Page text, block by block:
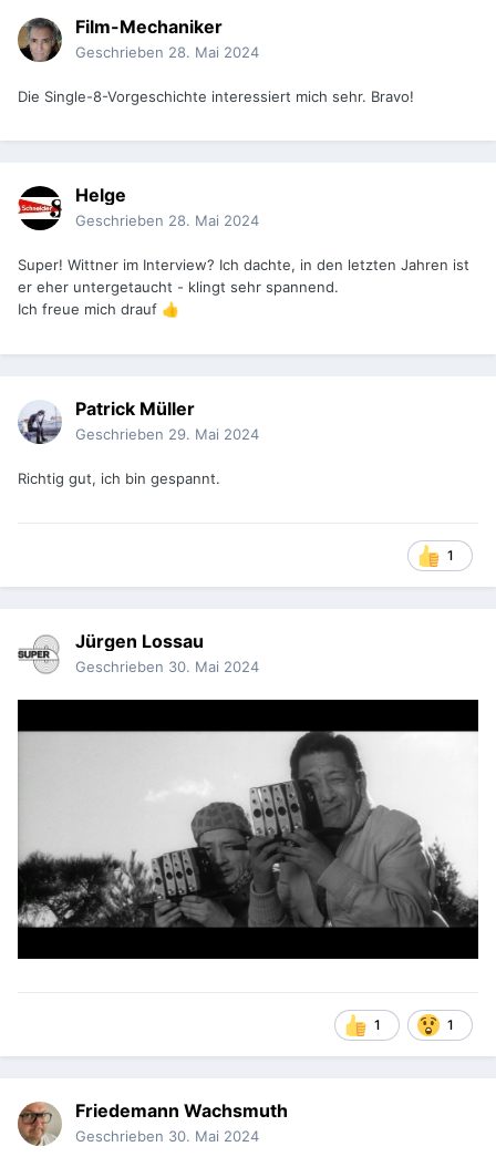
Film-Mechaniker
Geschrieben 28. Mai 2024
Die Single-8-Vorgeschichte interessiert mich sehr. Bravo!
Helge
Geschrieben 28. Mai 2024
Super! Wittner im Interview? Ich dachte, in den letzten Jahren ist
er eher untergetaucht - klingt sehr spannend.
Ich freue mich drauf 👍
Patrick Müller
Geschrieben 29. Mai 2024
Richtig gut, ich bin gespannt.
1
Jürgen Lossau
Geschrieben 30. Mai 2024
1 1
Friedemann Wachsmuth
Geschrieben 30. Mai 2024